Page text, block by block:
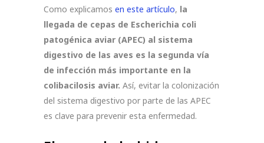
Como explicamos en este artículo, la
llegada de cepas de Escherichia coli
patogénica aviar (APEC) al sistema
digestivo de las aves es la segunda vía
de infección más importante en la
colibacilosis aviar. Así, evitar la colonización
del sistema digestivo por parte de las APEC
es clave para prevenir esta enfermedad.